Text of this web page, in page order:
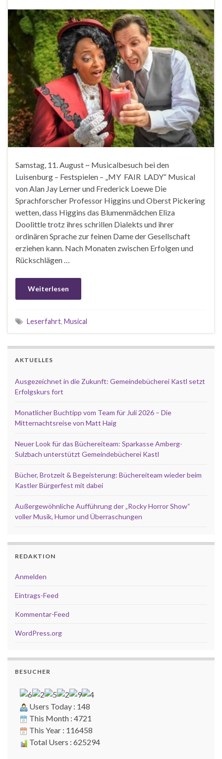
Samstag, 11. August ~ Musicalbesuch bei den
Luisenburg – Festspielen – „MY FAIR LADY“ Musical
von Alan Jay Lerner und Frederick Loewe Die
Sprachforscher Professor Higgins und Oberst Pickering
wetten, dass Higgins das Blumenmädchen Eliza
Doolittle trotz ihres schrillen Dialekts und ihrer
ordinären Sprache zur feinen Dame der Gesellschaft
erziehen kann. Nach Monaten zwischen Erfolgen und
Rückschlägen …
Weiterlesen
Leserfahrt, Musical
AKTUELLES
Ausgezeichnet in die Zukunft: Gemeindebücherei Kastl setzt
Erfolgskurs fort
Monatlicher Buchtipp vom Team für Juli 2026 – Die
Mitternachtsreise von Matt Haig
Neuer Look für das Büchereiteam: Sparkasse Amberg-
Sulzbach unterstützt Gemeindebücherei Kastl
Bücher, Brotzeit & Begeisterung: Büchereiteam wieder beim
Kastler Bürgerfest mit dabei
Außergewöhnliche Aufführung der „Rocky Horror Show“
voller Musik, Humor und Überraschungen
REDAKTION
Anmelden
Eintrags-Feed
Kommentar-Feed
WordPress.org
BESUCHER
Users Today : 148
This Month : 4721
This Year : 116458
Total Users : 625294